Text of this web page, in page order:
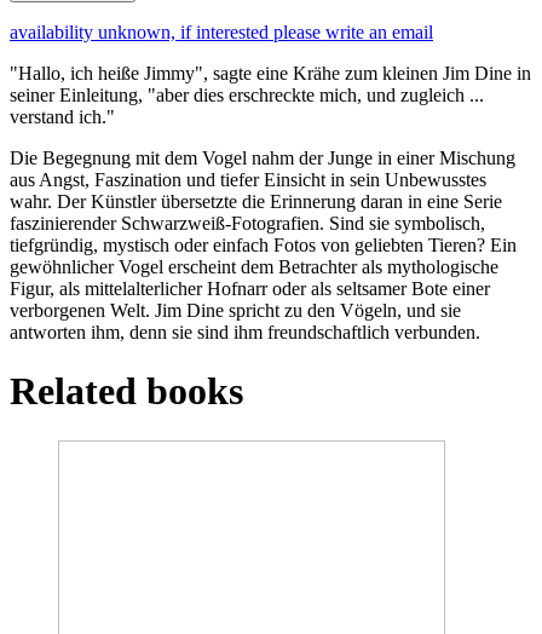
availability unknown, if interested please write an email
"Hallo, ich heiße Jimmy", sagte eine Krähe zum kleinen Jim Dine in
seiner Einleitung, "aber dies erschreckte mich, und zugleich ...
verstand ich."
Die Begegnung mit dem Vogel nahm der Junge in einer Mischung
aus Angst, Faszination und tiefer Einsicht in sein Unbewusstes
wahr. Der Künstler übersetzte die Erinnerung daran in eine Serie
faszinierender Schwarzweiß-Fotografien. Sind sie symbolisch,
tiefgründig, mystisch oder einfach Fotos von geliebten Tieren? Ein
gewöhnlicher Vogel erscheint dem Betrachter als mythologische
Figur, als mittelalterlicher Hofnarr oder als seltsamer Bote einer
verborgenen Welt. Jim Dine spricht zu den Vögeln, und sie
antworten ihm, denn sie sind ihm freundschaftlich verbunden.
Related books